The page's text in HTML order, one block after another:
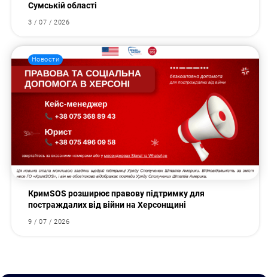
Сумській області
3 / 07 / 2026
Новости
КримSOS розширює правову підтримку для
постраждалих від війни на Херсонщині
9 / 07 / 2026